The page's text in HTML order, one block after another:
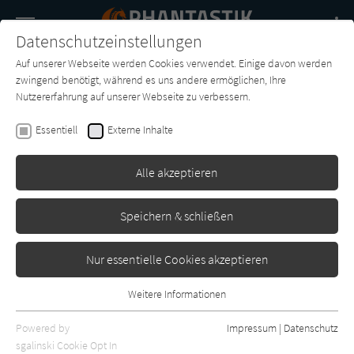
SUCHE
Buch-
Entdecker
Forum Charts
Lisanne Surborg
Nachtlügen
Erschienen: März 2025 5
Datenschutzeinstellungen
Auf unserer Webseite werden Cookies verwendet. Einige davon werden
zwingend benötigt, während es uns andere ermöglichen, Ihre
Nutzererfahrung auf unserer Webseite zu verbessern.
Essentiell Externe Inhalte
Alle akzeptieren
Speichern & schließen
Nur essentielle Cookies akzeptieren
Essentielle Cookies werden für grundlegende Funktionen der
Webseite benötigt. Dadurch ist gewährleistet, dass die Webseite
Weitere Informationen
Powered by
sgalinski Cookie Opt In
Impressum | Datenschutz